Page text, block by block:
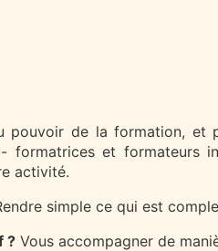
pouvoir de la formation, et
formatrices et formateurs
activité.
simple ce qui est
? Vous accompagner de